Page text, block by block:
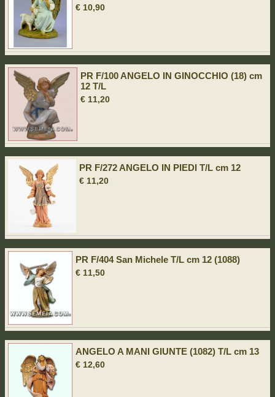
€ 10,90
PR F/100 ANGELO IN GINOCCHIO (18) cm
12 T/L
€ 11,20
PR F/272 ANGELO IN PIEDI T/L cm 12
€ 11,20
PR F/404 San Michele T/L cm 12 (1088)
€ 11,50
ANGELO A MANI GIUNTE (1082) T/L cm 13
€ 12,60